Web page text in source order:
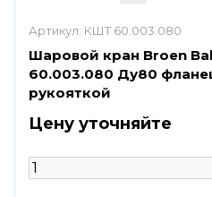
Артикул: КШТ 60.003.080
Шаровой кран Broen
60.003.080 Ду80
рукояткой
Цену уточняйте